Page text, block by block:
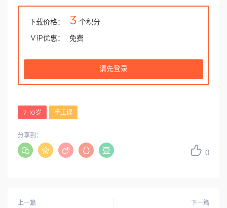
下载价格： 3 个积分
VIP优惠： 免费
请先登录
7-10岁 手工课
0
分享到：
上一篇 下一篇